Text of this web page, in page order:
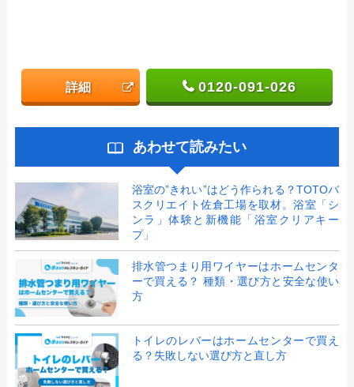
詳細 0120-091-026
あわせて読みたい
浴室の”きれい”はどう作られる？TOTOバ
スクリエイト佐倉工場を取材。浴室「シ
ンラ」体験と新機能「浴室クリアキー
プ」
排水管つまり用ワイヤーはホームセンタ
ーで買える？ 種類・選び方と安全な使い
方
トイレのレバーはホームセンターで買え
る？失敗しない選び方と直し方